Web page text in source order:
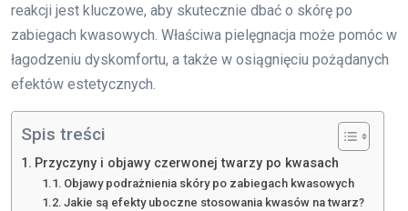
reakcji jest kluczowe, aby skutecznie dbać o skórę po
zabiegach kwasowych. Właściwa pielęgnacja może pomóc w
łagodzeniu dyskomfortu, a także w osiągnięciu pożądanych
efektów estetycznych.
Spis treści
Przyczyny i objawy czerwonej twarzy po kwasach
Objawy podrażnienia skóry po zabiegach kwasowych
Jakie są efekty uboczne stosowania kwasów na twarz?